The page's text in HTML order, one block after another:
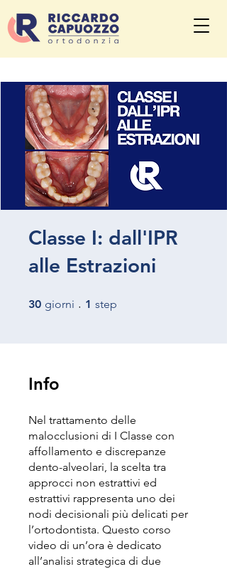
Classe I: dall'IPR
alle Estrazioni
30 giorni 30 giorni
1 step
Info
Nel trattamento delle
malocclusioni di I Classe con
affollamento e discrepanze
dento-alveolari, la scelta tra
approcci non estrattivi ed
estrattivi rappresenta uno dei
nodi decisionali più delicati per
l’ortodontista. Questo corso
video di un’ora è dedicato
all’analisi strategica di due